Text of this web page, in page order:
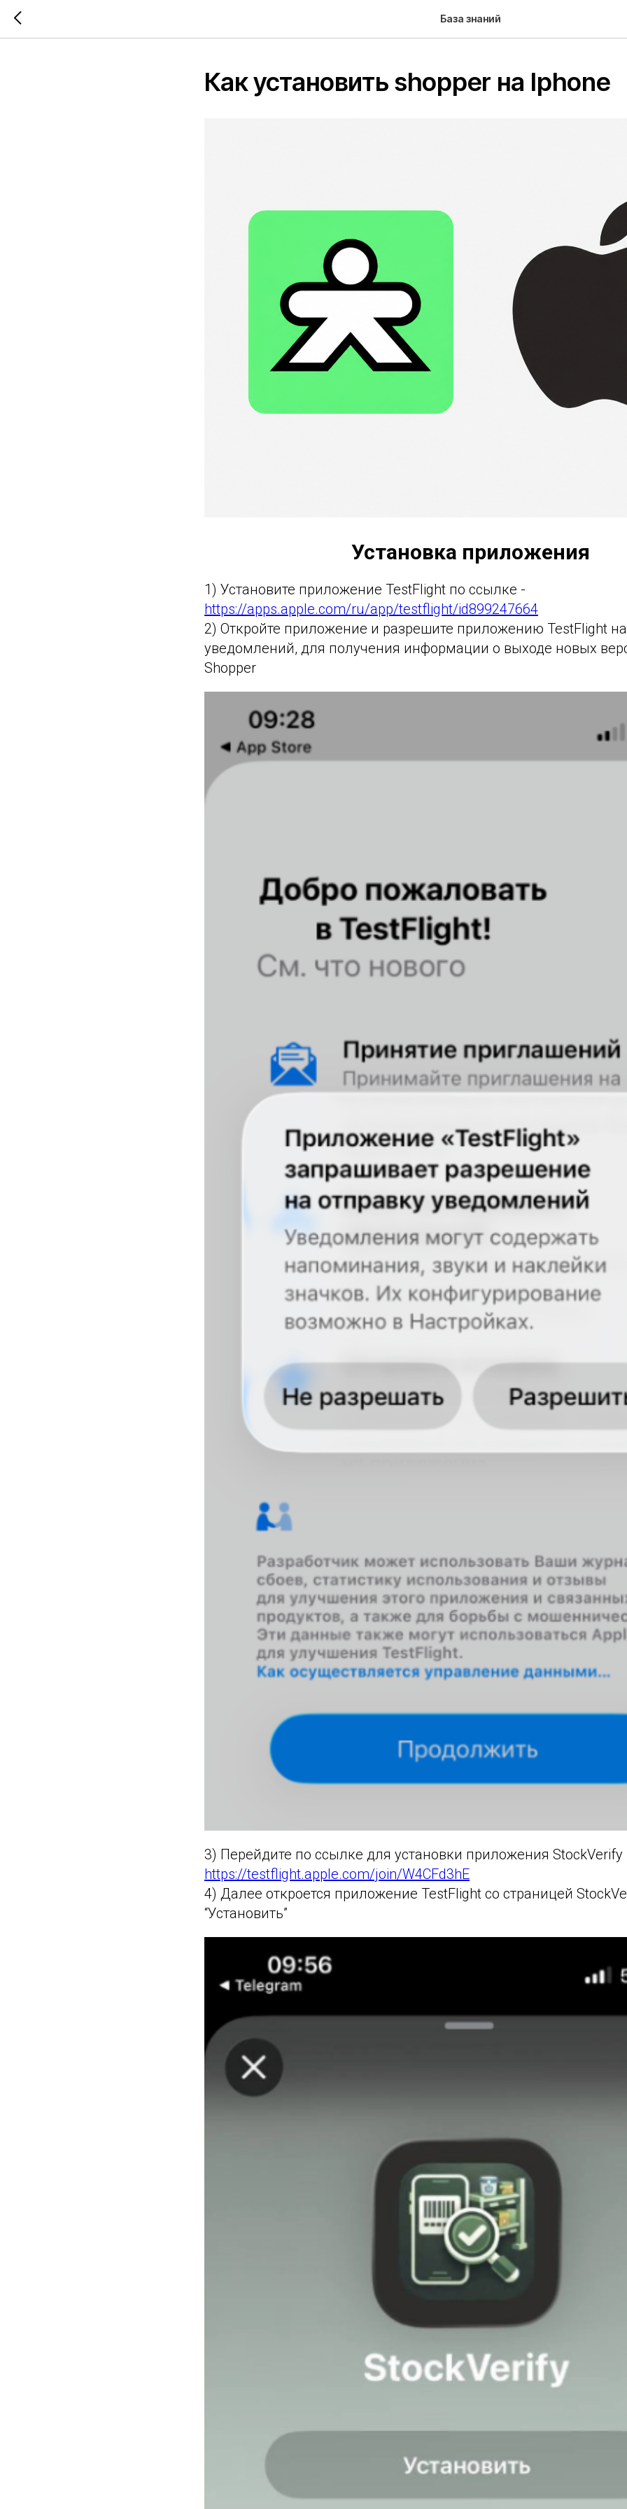
База знаний
Как установить shopper на Iphone
Установка приложения
1) Установите приложение TestFlight по ссылке -
https://apps.apple.com/ru/app/testflight/id899247664
2) Откройте приложение и разрешите приложению TestFlight
уведомлений, для получения информации о выходе новых
Shopper
3) Перейдите по ссылке для установки приложения StockVerify
https://testflight.apple.com/join/W4CFd3hE
4) Далее откроется приложение TestFlight со страницей
“Установить”